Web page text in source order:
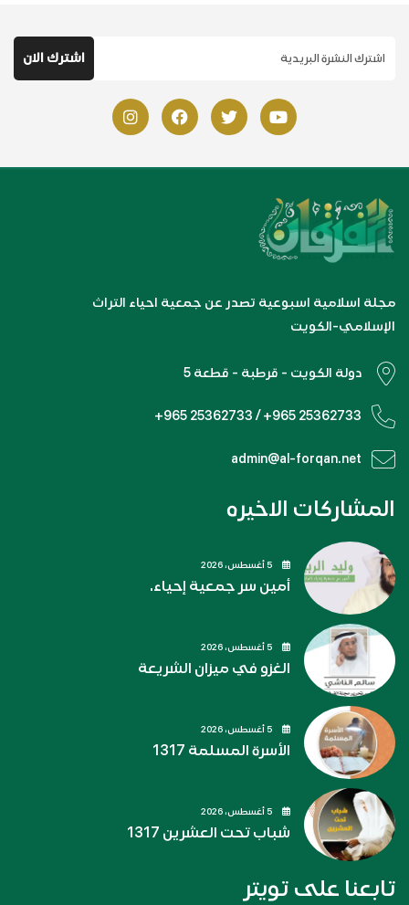
مجلة اسلامية اسبوعية تصدر عن جمعية احياء التراث
الإسلامي-الكويت
دولة الكويت - قرطبة - قطعة 5
+965 25362733 / +965 25362733
admin@al-forqan.net
المشاركات الاخيره
أمين سر جمعية إحياء.
الغزو في ميزان الشريعة
الأسرة المسلمة 1317
شباب تحت العشرين 1317
تابعنا على تويتر